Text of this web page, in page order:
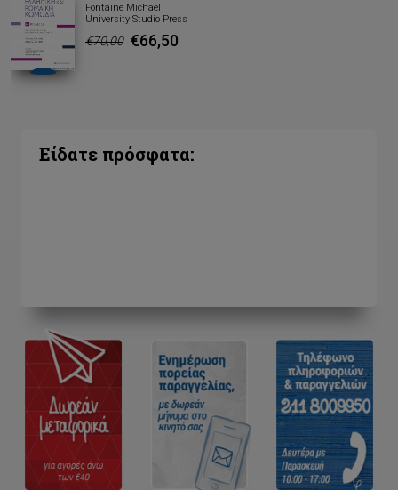
Fontaine Michael
University Studio Press
€70,00 €66,50
Είδατε πρόσφατα: